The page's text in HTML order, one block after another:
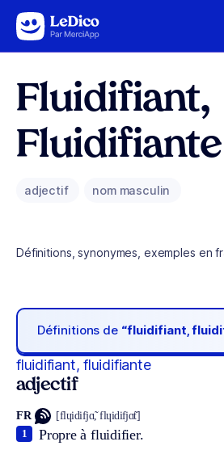
Aller au contenu
Fluidifiant,
Fluidifiante
adjectif nom masculin
Définitions, synonymes, exemples en
Définitions de “fluidifiant,
fluidifiant, fluidifiante
adjectif
FR [flɥidifjɑ̃, flɥidifjɑ̃t]
Propre à fluidifier.
1